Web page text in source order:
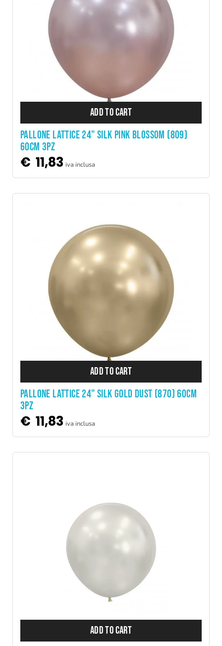
ADD TO CART
PALLONE LATTICE 24" SILK PINK BLOSSOM (809)
60CM 3PZ
€ 11,83 iva inclusa
ADD TO CART
PALLONE LATTICE 24" SILK GOLD DUST (870) 60CM
3PZ
€ 11,83 iva inclusa
ADD TO CART